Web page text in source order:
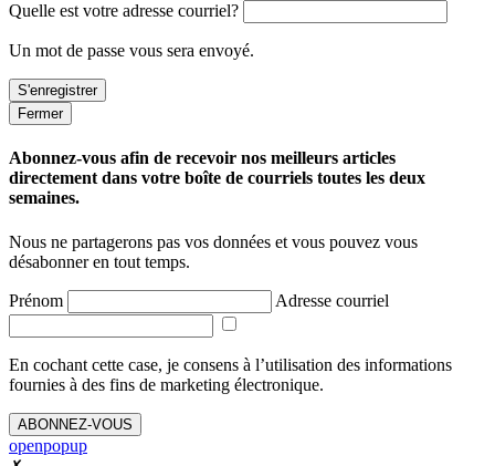
Quelle est votre adresse courriel?
Un mot de passe vous sera envoyé.
Fermer
Abonnez-vous afin de recevoir nos meilleurs articles
directement dans votre boîte de courriels toutes les deux
semaines.
Nous ne partagerons pas vos données et vous pouvez vous
désabonner en tout temps.
Prénom Adresse courriel
En cochant cette case, je consens à l’utilisation des informations
fournies à des fins de marketing électronique.
ABONNEZ-VOUS
openpopup